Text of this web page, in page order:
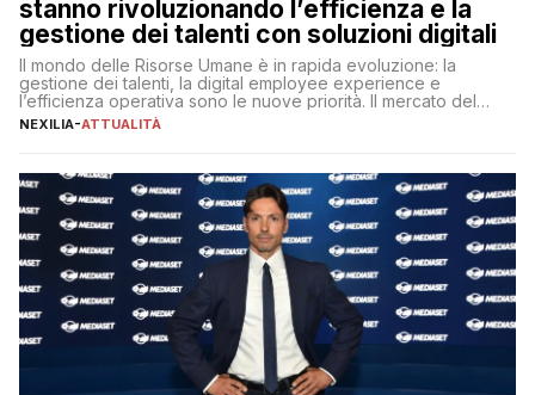
stanno rivoluzionando l’efficienza e la
gestione dei talenti con soluzioni digitali
Il mondo delle Risorse Umane è in rapida evoluzione: la
gestione dei talenti, la digital employee experience e
l’efficienza operativa sono le nuove priorità. Il mercato del
lavoro, d’altra parte, è sempre più competitivo con una lotta
NEXILIA-ATTUALITÀ